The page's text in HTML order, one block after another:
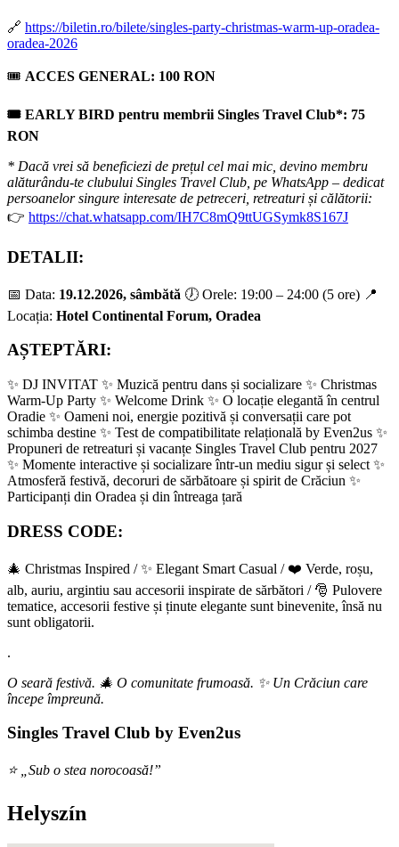
🔗 https://biletin.ro/bilete/singles-party-christmas-warm-up-oradea-
oradea-2026
🎟 ACCES GENERAL: 100 RON
🎟 EARLY BIRD pentru membrii Singles Travel Club*: 75
RON
* Dacă vrei să beneficiezi de prețul cel mai mic, devino membru
alăturându-te clubului Singles Travel Club, pe WhatsApp – dedicat
persoanelor singure interesate de petreceri, retreaturi și călătorii:
👉 https://chat.whatsapp.com/IH7C8mQ9ttUGSymk8S167J
DETALII:
📅 Data: 19.12.2026, sâmbătă 🕖 Orele: 19:00 – 24:00 (5 ore) 📍
Locația: Hotel Continental Forum, Oradea
AȘTEPTĂRI:
✨ DJ INVITAT ✨ Muzică pentru dans și socializare ✨ Christmas
Warm-Up Party ✨ Welcome Drink ✨ O locație elegantă în centrul
Oradie ✨ Oameni noi, energie pozitivă și conversații care pot
schimba destine ✨ Test de compatibilitate relațională by Even2us ✨
Propuneri de retreaturi și vacanțe Singles Travel Club pentru 2027
✨ Momente interactive și socializare într-un mediu sigur și select ✨
Atmosferă festivă, decoruri de sărbătoare și spirit de Crăciun ✨
Participanți din Oradea și din întreaga țară
DRESS CODE:
🎄 Christmas Inspired / ✨ Elegant Smart Casual / ❤️ Verde, roșu,
alb, auriu, argintiu sau accesorii inspirate de sărbători / 🎅 Pulovere
tematice, accesorii festive și ținute elegante sunt binevenite, însă nu
sunt obligatorii.
.
O seară festivă. 🎄 O comunitate frumoasă. ✨ Un Crăciun care
începe împreună.
Singles Travel Club by Even2us
⭐ „Sub o stea norocoasă!”
Helyszín